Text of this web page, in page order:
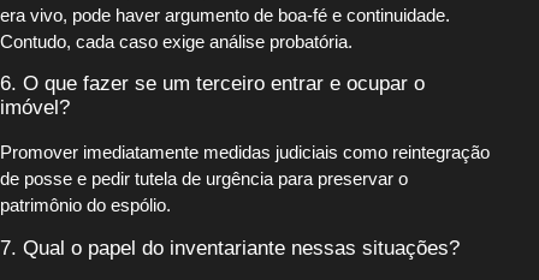
era vivo, pode haver argumento de boa-fé e continuidade.
Contudo, cada caso exige análise probatória.
6. O que fazer se um terceiro entrar e ocupar o
imóvel?
Promover imediatamente medidas judiciais como reintegração
de posse e pedir tutela de urgência para preservar o
patrimônio do espólio.
7. Qual o papel do inventariante nessas situações?